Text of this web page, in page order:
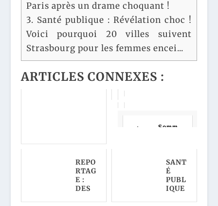
Paris après un drame choquant !
3. Santé publique : Révélation choc !
Voici pourquoi 20 villes suivent
Strasbourg pour les femmes encei...
ARTICLES CONNEXES :
Somm
NOTRE-DAME : LA
RÉVÉLATION CHOC DU
MAIRE SUR LE PRIX
QUE PERSONNE
N'AVAIT VU VENIR !
REPO
RTAG
E :
DES
SANT
É
PUBL
IQUE